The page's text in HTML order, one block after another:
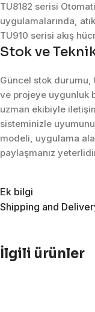
TU8182 serisi
uygulamalarında,
TU910 serisi akış
Stok ve
Güncel stok
ve projeye uygunluk
uzman ekibiyle
sisteminizle
modeli, uygulama
paylaşmanız
Ek bilgi
Shipping and
İlgili ürünler